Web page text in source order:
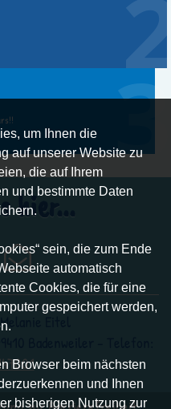
um Ihnen die
auf unserer Website zu
die auf Ihrem
und bestimmte Daten
sein, die zum Ende
automatisch
Cookies, die für eine
gespeichert werden,
Browser beim nächsten
und Ihnen
bisherigen Nutzung zur
hier...
Eitel